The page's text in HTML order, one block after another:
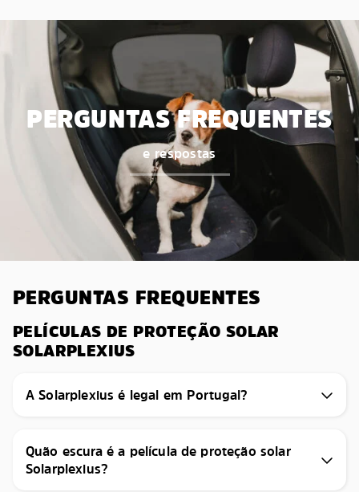
PERGUNTAS FREQUENTES
e respostas
PERGUNTAS FREQUENTES
PELÍCULAS DE PROTEÇÃO SOLAR
SOLARPLEXIUS
A Solarplexius é legal em Portugal?
Quão escura é a película de proteção solar
Solarplexius?